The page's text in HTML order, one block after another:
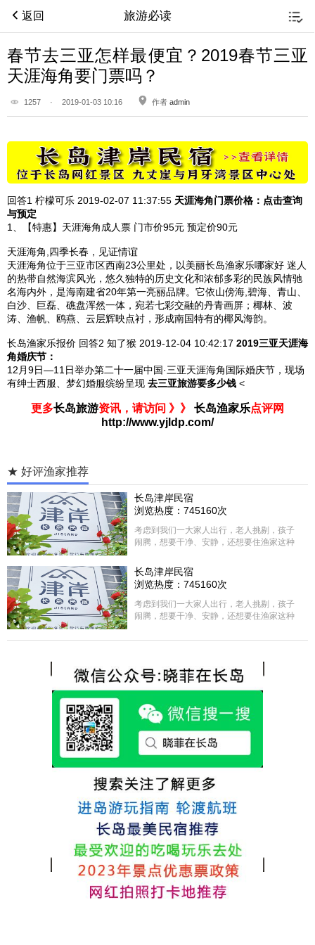
返回 旅游必读
春节去三亚怎样最便宜？2019春节三亚
天涯海角要门票吗？
1257 · 2019-01-03 10:16 作者 admin
回答1 柠檬可乐 2019-02-07 11:37:55 天涯海角门票价格：点击查询
与预定
1、【特惠】天涯海角成人票 门市价95元 预定价90元
天涯海角,四季长春，见证情谊
天涯海角位于三亚市区西南23公里处，以美丽长岛渔家乐哪家好 迷人
的热带自然海滨风光，悠久独特的历史文化和浓郁多彩的民族风情驰
名海内外，是海南建省20年第一亮丽品牌。它依山傍海,碧海、青山、
白沙、巨磊、礁盘浑然一体，宛若七彩交融的丹青画屏；椰林、波
涛、渔帆、鸥燕、云层辉映点衬，形成南国特有的椰风海韵。
长岛渔家乐报价 回答2 知了猴 2019-12-04 10:42:17 2019三亚天涯海
角婚庆节：
12月9日—11日举办第二十一届中国·三亚天涯海角国际婚庆节，现场
有绅士西服、梦幻婚服缤纷呈现 去三亚旅游要多少钱 <
更多长岛旅游资讯，请访问 》》 长岛渔家乐点评网
http://www.yjldp.com/
★ 好评渔家推荐
长岛津岸民宿
浏览热度：745160次
考虑到我们一大家人出行，老人挑剔，孩子
闹腾，想要干净、安静，还想要住渔家这种
选择津岸民宿，实际体验客房很干净，饭菜
方面家里老人也很满意，整体饭菜给搭配的
很好，每顿饭也不重样的，海鲜确实是非常
的新鲜呢，另外值得一提的是，他家的海菜
包子非常好吃。 其实长岛可选的酒店、民宿
各不相同，可以根据自己的喜好选择。非常
热情，能根据我提出的需求来安排房间，这
点很好。
长岛津岸民宿
浏览热度：745160次
考虑到我们一大家人出行，老人挑剔，孩子
闹腾，想要干净、安静，还想要住渔家这种
选择津岸民宿，实际体验客房很干净，饭菜
很好，每顿饭也不重样的，海鲜确实是非常
的新鲜呢，另外值得一提的是，他家的海菜
包子非常好吃。 其实长岛可选的酒店、民宿
各不相同，可以根据自己的喜好选择。非常
推荐津岸民宿，关键是老板娘晓菲很细心、
热情，能根据我提出的需求来安排房间，这
点很好。